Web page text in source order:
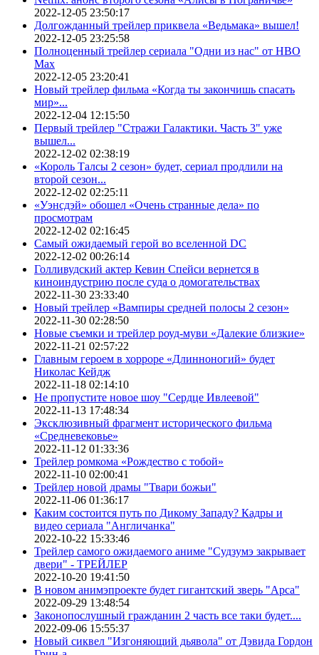
2022-12-05 23:50:17
Долгожданный трейлер приквела «Ведьмака» вышел!
2022-12-05 23:25:58
Полноценный трейлер сериала "Одни из нас" от HBO
Max
2022-12-05 23:20:41
Новый трейлер фильма «Когда ты закончишь спасать
мир»...
2022-12-04 12:15:50
Первый трейлер "Стражи Галактики. Часть 3" уже
вышел...
2022-12-02 02:38:19
«Король Талсы 2 сезон» будет, сериал продлили на
второй сезон...
2022-12-02 02:25:11
«Уэнсдэй» обошел «Очень странные дела» по
просмотрам
2022-12-02 02:16:45
Самый ожидаемый герой во вселенной DC
2022-12-02 00:26:14
Голливудский актер Кевин Спейси вернется в
киноиндустрию после суда о домогательствах
2022-11-30 23:33:40
Новый трейлер «Вампиры средней полосы 2 сезон»
2022-11-30 02:28:50
Новые съемки и трейлер роуд-муви «Далекие близкие»
2022-11-21 02:57:22
Главным героем в хорроре «Длинноногий» будет
Николас Кейдж
2022-11-18 02:14:10
Не пропустите новое шоу "Сердце Ивлеевой"
2022-11-13 17:48:34
Эксклюзивный фрагмент исторического фильма
«Средневековье»
2022-11-12 01:33:36
Трейлер ромкома «Рождество с тобой»
2022-11-10 02:00:41
Трейлер новой драмы "Твари божьи"
2022-11-06 01:36:17
Каким состоится путь по Дикому Западу? Кадры и
видео сериала "Англичанка"
2022-10-22 15:33:46
Трейлер самого ожидаемого аниме "Судзумэ закрывает
двери" - ТРЕЙЛЕР
2022-10-20 19:41:50
В новом анимэпроекте будет гигантский зверь "Арса"
2022-09-29 13:48:54
Законопослушный гражданин 2 часть все таки будет....
2022-09-06 15:55:37
Новый сиквел "Изгоняющий дьявола" от Дэвида Гордон